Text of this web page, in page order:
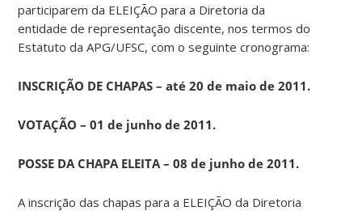
participarem da ELEIÇÃO para a Diretoria da
entidade de representação discente, nos termos do
Estatuto da APG/UFSC, com o seguinte cronograma:
INSCRIÇÃO DE CHAPAS – até 20 de maio de 2011.
VOTAÇÃO – 01 de junho de 2011.
POSSE DA CHAPA ELEITA – 08 de junho de 2011.
A inscrição das chapas para a ELEIÇÃO da Diretoria